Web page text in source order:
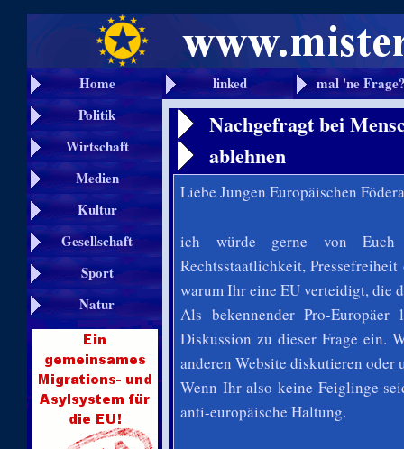
Home linked
mal 'ne
Politik
Wirtschaft
Medien
Kultur
Gesellschaft
Sport
Natur
Nachgefragt bei
ablehnen
Liebe Jungen Europäischen
ich würde gerne von Euch
Rechtsstaatlichkeit,
warum Ihr eine EU verteidigt, die
Als bekennender Pro-
Diskussion zu dieser Frage ein.
anderen Website diskutieren
Wenn Ihr also keine Feiglinge
anti-europäische Haltung.